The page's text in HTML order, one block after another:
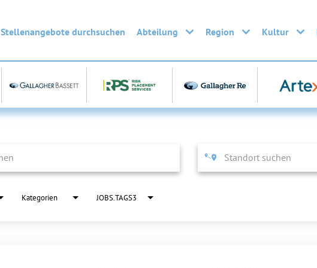
Stellenangebote durchsuchen Abteilung Region Kultur
Kategorien JOBS.TAGS3